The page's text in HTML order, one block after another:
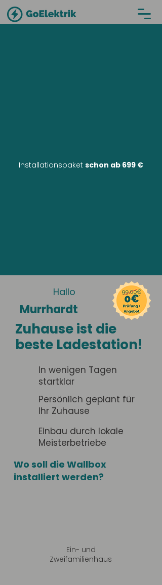
Installationspaket schon ab 699 €
Hallo
Murrhardt
Zuhause ist die
beste Ladestation!
In wenigen Tagen
startklar
Persönlich geplant für
Ihr Zuhause
Einbau durch lokale
Meisterbetriebe
Wo soll die Wallbox
installiert werden?
Ein- und
Zweifamilienhaus